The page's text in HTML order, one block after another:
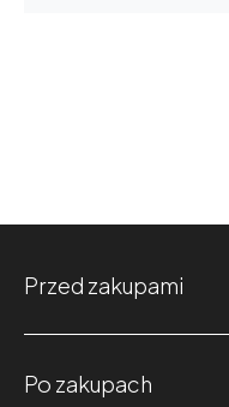
Przed zakupami
Po zakupach